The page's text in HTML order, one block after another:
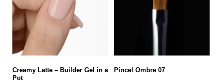
Creamy Latte – Builder Gel in a
Pot
Pincel Ombre 07